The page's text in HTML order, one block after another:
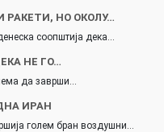
РАКЕТИ, НО ОКОЛУ…
соопштија дека…
НЕ ГО…
да заврши…
ИРАН
голем бран воздушни…